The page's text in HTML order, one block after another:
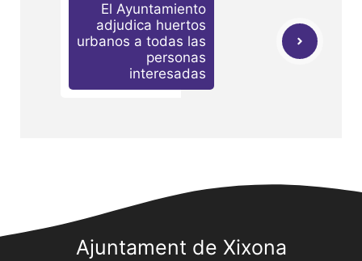
El Ayuntamiento
adjudica huertos
urbanos a todas las
personas
interesadas
Ajuntament de Xixona